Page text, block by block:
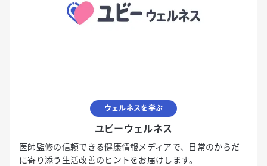
ウェルネスを学ぶ
ユビーウェルネス
医師監修の信頼できる健康情報メディアで、日常のからだ
に寄り添う生活改善のヒントをお届けします。